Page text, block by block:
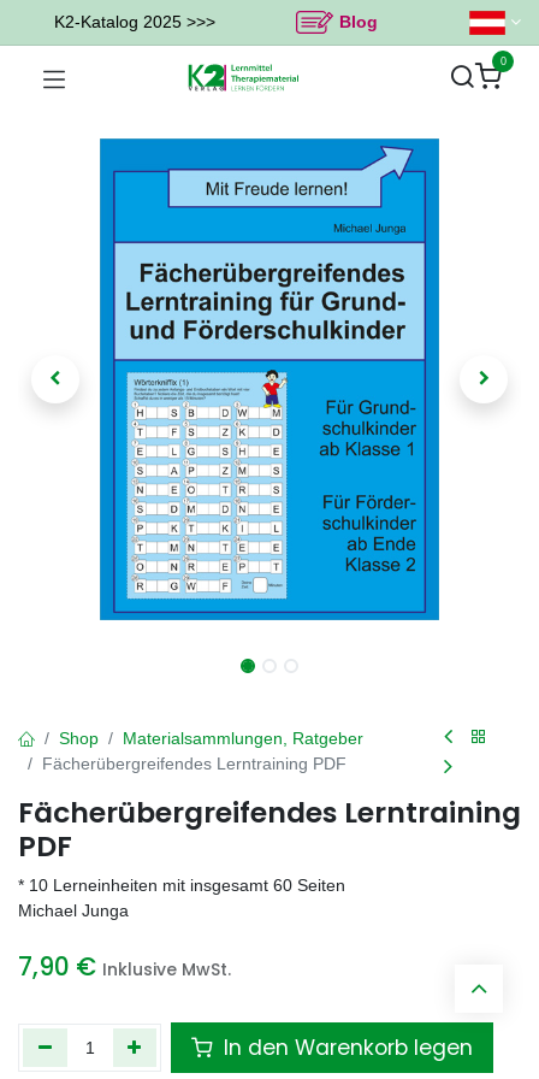
K2-Katalog 2025 >>> Blog
0
Shop
Materialsammlungen, Ratgeber
Fächerübergreifendes Lerntraining PDF
Fächerübergreifendes Lerntraining
PDF
* 10 Lerneinheiten mit insgesamt 60 Seiten
Michael Junga
7,90 € Inklusive MwSt.
In den Warenkorb legen